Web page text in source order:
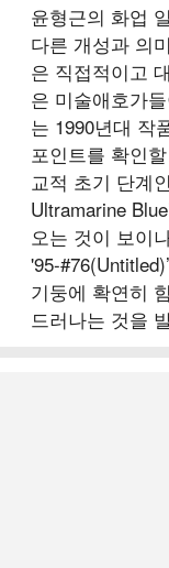
윤형근의 화업
다른 개성과 의
은 직접적이고
은 미술애호가
는 1990년대 작
포인트를 확인
교적 초기 단계
Ultramarine
오는 것이 보이
'95-
기둥에 확연히
드러나는 것을